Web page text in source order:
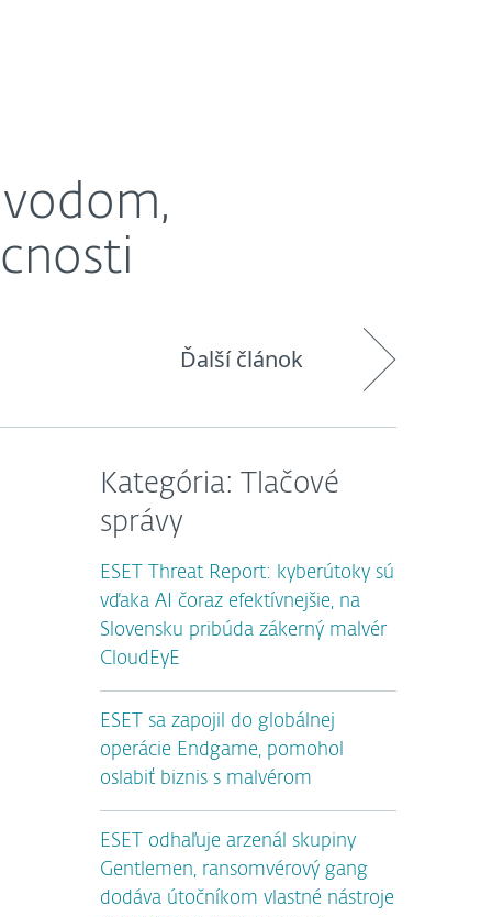
Ďalší článok
Kategória: Tlačové
správy
ESET Threat Report: kyberútoky sú
vďaka AI čoraz efektívnejšie, na
Slovensku pribúda zákerný malvér
CloudEyE
ESET sa zapojil do globálnej
operácie Endgame, pomohol
oslabiť biznis s malvérom
ESET odhaľuje arzenál skupiny
Gentlemen, ransomvérový gang
dodáva útočníkom vlastné nástroje